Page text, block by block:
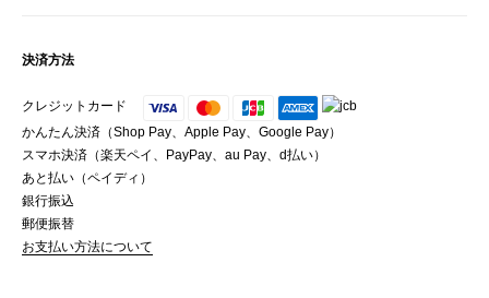
決済方法
クレジットカード
かんたん決済（Shop Pay、Apple Pay、Google Pay）
スマホ決済（楽天ペイ、PayPay、au Pay、d払い）
あと払い（ペイディ）
銀行振込
郵便振替
お支払い方法について